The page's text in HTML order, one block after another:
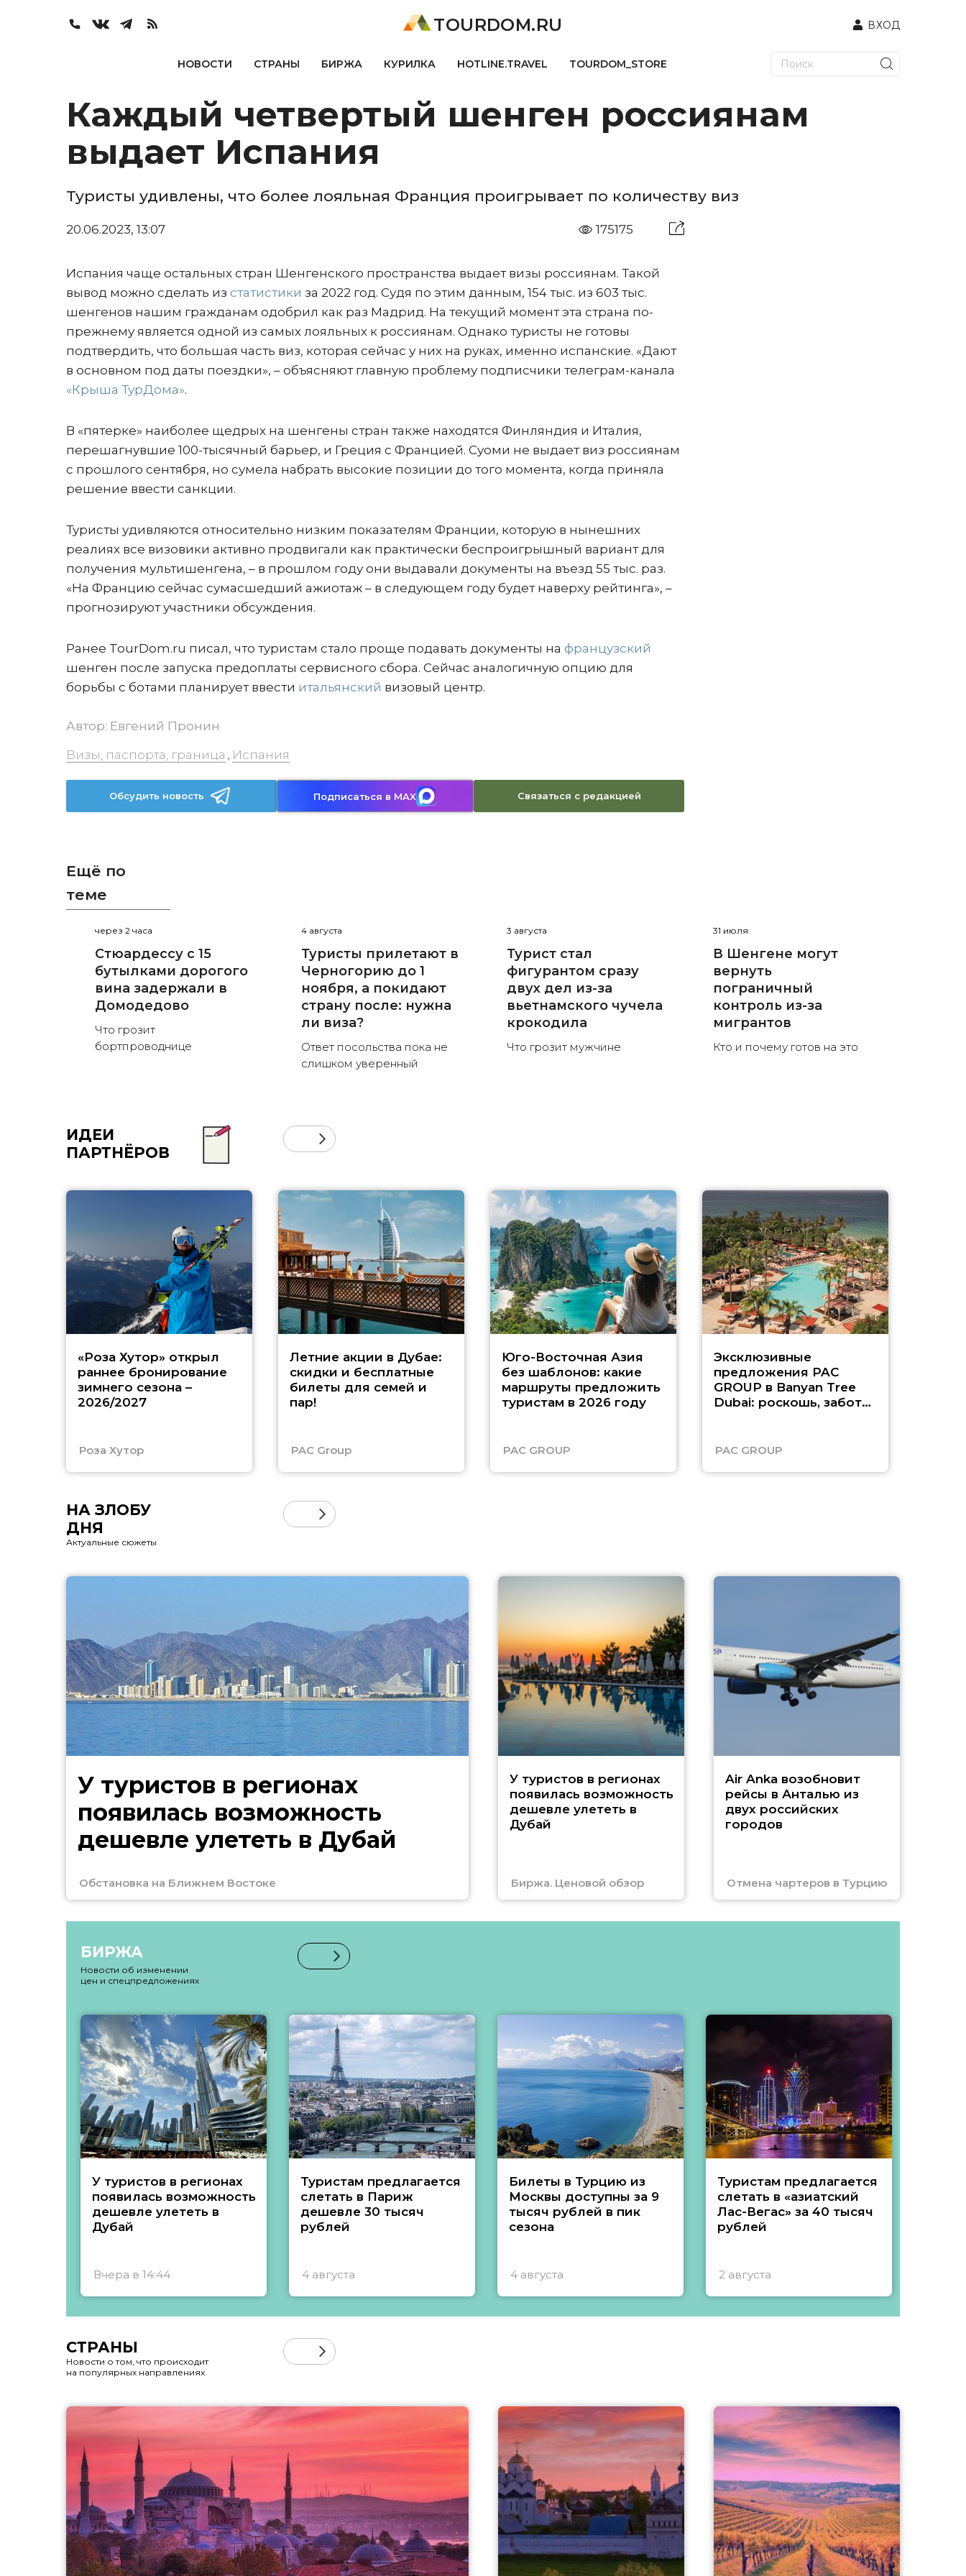
TOURDOM.RU ВХОД
НОВОСТИ СТРАНЫ БИРЖА КУРИЛКА HOTLINE.TRAVEL TOURDOM_STORE
Каждый четвертый шенген россиянам
выдает Испания
Туристы удивлены, что более лояльная Франция проигрывает по количеству виз
20.06.2023, 13:07 175175
Испания чаще остальных стран Шенгенского пространства выдает визы россиянам. Такой
вывод можно сделать из статистики за 2022 год. Судя по этим данным, 154 тыс. из 603 тыс.
шенгенов нашим гражданам одобрил как раз Мадрид. На текущий момент эта страна по-
прежнему является одной из самых лояльных к россиянам. Однако туристы не готовы
подтвердить, что большая часть виз, которая сейчас у них на руках, именно испанские. «Дают
в основном под даты поездки», – объясняют главную проблему подписчики телеграм-канала
«Крыша ТурДома».
В «пятерке» наиболее щедрых на шенгены стран также находятся Финляндия и Италия,
перешагнувшие 100-тысячный барьер, и Греция с Францией. Суоми не выдает виз россиянам
с прошлого сентября, но сумела набрать высокие позиции до того момента, когда приняла
решение ввести санкции.
Туристы удивляются относительно низким показателям Франции, которую в нынешних
реалиях все визовики активно продвигали как практически беспроигрышный вариант для
получения мультишенгена, – в прошлом году они выдавали документы на въезд 55 тыс. раз.
«На Францию сейчас сумасшедший ажиотаж – в следующем году будет наверху рейтинга», –
прогнозируют участники обсуждения.
Ранее TourDom.ru писал, что туристам стало проще подавать документы на французский
шенген после запуска предоплаты сервисного сбора. Сейчас аналогичную опцию для
борьбы с ботами планирует ввести итальянский визовый центр.
Автор: Евгений Пронин
Визы, паспорта, граница , Испания
Обсудить новость Подписаться в MAX Связаться с редакцией
Ещё по
теме
через 2 часа
Стюардессу с 15
бутылками дорогого
вина задержали в
Домодедово
Что грозит
бортпроводнице
4 августа
Туристы прилетают в
Черногорию до 1
ноября, а покидают
страну после: нужна
ли виза?
Ответ посольства пока не
слишком уверенный
3 августа
Турист стал
фигурантом сразу
двух дел из-за
вьетнамского чучела
крокодила
Что грозит мужчине
31 июля
В Шенгене могут
вернуть
пограничный
контроль из-за
мигрантов
Кто и почему готов на это
ИДЕИ
ПАРТНЁРОВ
«Роза Хутор» открыл
раннее бронирование
зимнего сезона –
2026/2027
Роза Хутор
Летние акции в Дубае:
скидки и бесплатные
билеты для семей и
пар!
PAC Group
Юго-Восточная Азия
без шаблонов: какие
маршруты предложить
туристам в 2026 году
PAC GROUP
Эксклюзивные
предложения PAC
GROUP в Banyan Tree
Dubai: роскошь, забота
PAC GROUP
НА ЗЛОБУ
ДНЯ
Актуальные сюжеты
У туристов в регионах
появилась возможность
дешевле улететь в Дубай
Обстановка на Ближнем Востоке
У туристов в регионах
появилась возможность
дешевле улететь в
Дубай
Биржа. Ценовой обзор
Air Anka возобновит
рейсы в Анталью из
двух российских
городов
Отмена чартеров в Турцию
БИРЖА
Новости об изменении
цен и спецпредложениях
У туристов в регионах
появилась возможность
дешевле улететь в
Дубай
Вчера в 14:44
Туристам предлагается
слетать в Париж
дешевле 30 тысяч
рублей
4 августа
Билеты в Турцию из
Москвы доступны за 9
тысяч рублей в пик
сезона
4 августа
Туристам предлагается
слетать в «азиатский
Лас-Вегас» за 40 тысяч
рублей
2 августа
СТРАНЫ
Новости о том, что происходит
на популярных направлениях